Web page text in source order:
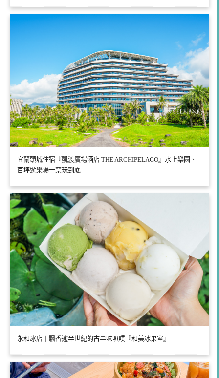
宜蘭頭城住宿『凱渡廣場酒店 THE ARCHIPELAGO』水上樂園、
百坪遊樂場一票玩到底
永和冰店｜飄香逾半世紀的古早味叭噗『和美冰果室』